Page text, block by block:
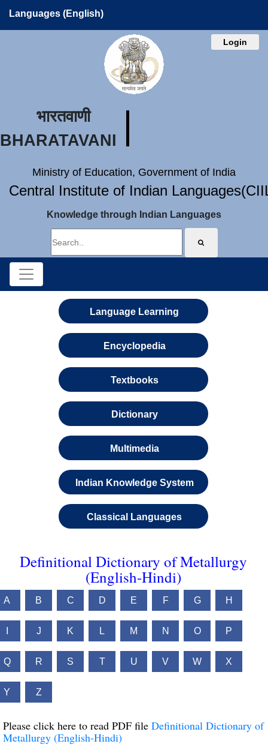
Languages (English)
Login
भारतवाणी
BHARATAVANI
Ministry of Education, Government of India
Central Institute of Indian
Knowledge through Indian Languages
Language Learning
Encyclopedia
Textbooks
Dictionary
Multimedia
Indian Knowledge System
Classical Languages
Definitional Dictionary of Metallurgy
(English-Hindi)
A B C D E F G H
J K L M N O P
Q R S T U V W X
Y Z
Please click here to read PDF file Definitional Dictionary of
Metallurgy (English-Hindi)